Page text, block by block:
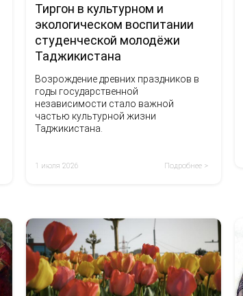
Тиргон в культурном и
экологическом воспитании
студенческой молодёжи
Таджикистана
Возрождение древних праздников в
годы государственной
независимости стало важной
частью культурной жизни
Таджикистана.
1 июля 2026 Подробнее >